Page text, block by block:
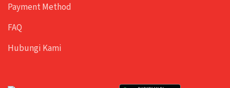
Payment Method
FAQ
Hubungi Kami